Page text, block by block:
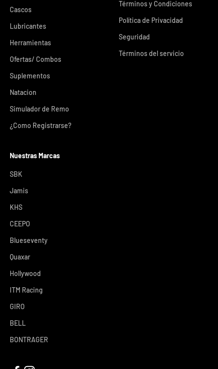
Cascos
Lubricantes
Herramientas
Ofertas/ Combos
Suplementos
Natacion
Simulador de Remo
¿Como Registrarse?
Términos y Condiciones
Política de Privacidad
Seguridad
Términos del servicio
Nuestras Marcas
SBK
Jamis
KHS
CEEPO
Blueseventy
Quaxar
Hollywood
ITM Racing
GIRO
BELL
BONTRAGER